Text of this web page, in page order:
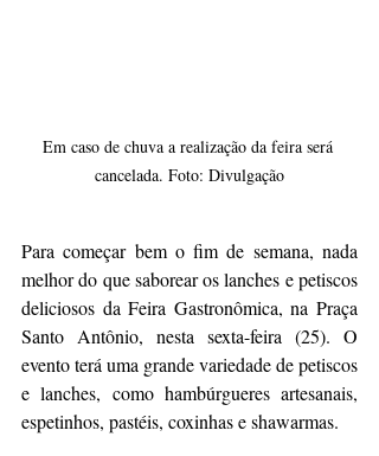
Em caso de chuva a realização da feira será
cancelada. Foto: Divulgação
Para começar bem o fim de semana, nada
melhor do que saborear os lanches e petiscos
deliciosos da Feira Gastronômica, na Praça
Santo Antônio, nesta sexta-feira (25). O
evento terá uma grande variedade de petiscos
e lanches, como hambúrgueres artesanais,
espetinhos, pastéis, coxinhas e shawarmas.